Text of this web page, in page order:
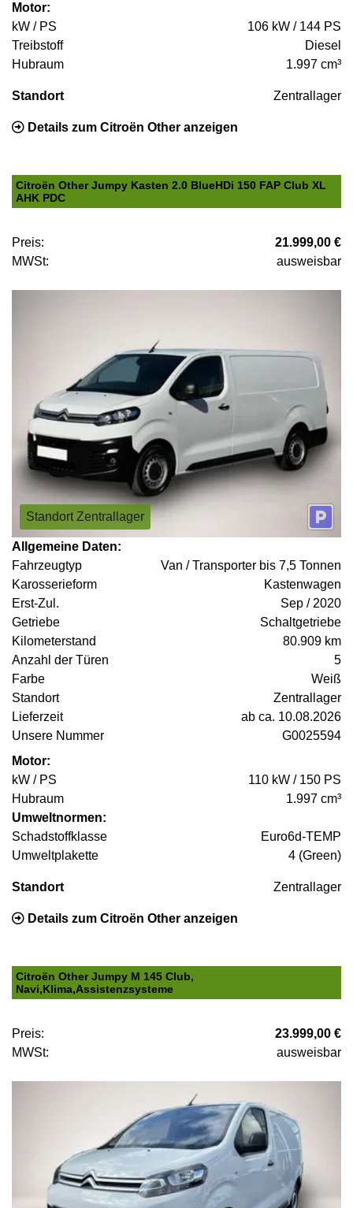
Motor:
kW / PS
106 kW / 144 PS
Treibstoff
Diesel
Hubraum
1.997 cm³
Standort Zentrallager
Details zum Citroën Other anzeigen
Citroën Other Jumpy Kasten 2.0 BlueHDi 150 FAP Club XL
AHK PDC
Preis:
21.999,00 €
MWSt:
ausweisbar
Standort Zentrallager
Allgemeine Daten:
Fahrzeugtyp
Van / Transporter bis 7,5 Tonnen
Karosserieform
Kastenwagen
Erst-Zul.
Sep / 2020
Getriebe
Schaltgetriebe
Kilometerstand
80.909 km
Anzahl der Türen
5
Farbe
Weiß
Standort
Zentrallager
Lieferzeit
ab ca. 10.08.2026
Unsere Nummer
G0025594
Motor:
kW / PS
110 kW / 150 PS
Hubraum
1.997 cm³
Umweltnormen:
Schadstoffklasse
Euro6d-TEMP
Umweltplakette
4 (Green)
Standort Zentrallager
Details zum Citroën Other anzeigen
Citroën Other Jumpy M 145 Club,
Navi,Klima,Assistenzsysteme
Preis:
23.999,00 €
MWSt:
ausweisbar